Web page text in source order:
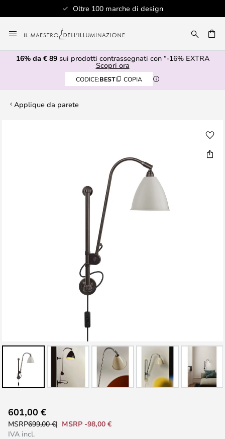
Oltre 100 marche di design
al
contenuto
16% da € 89sui prodotti contrassegnati con “-16% EXTRA
Scopri ora
CODICE:BEST COPIA
Applique da parete
all'inizio
della
601,00 €
MSRP699,00 €
MSRP -98,00 €
IVA incl.